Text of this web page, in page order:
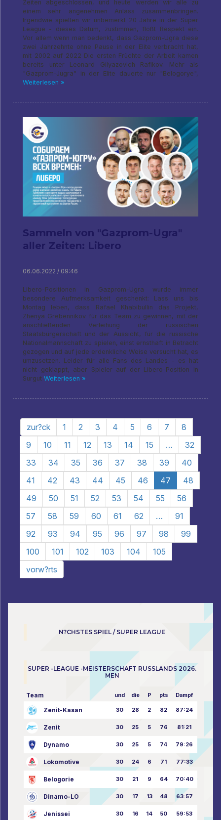
Zeiten abgeschlossen, und heute werden wir alle zu
einem sehr angenehmen Anlass zusammenbringen.
Irgendwie spielten wir unbemerkt 20 Jahre in der Super
League - dieses Datum, zustimmen, flößt Respekt ein.
Vor allem wenn man bedenkt, dass Gazprom-Ugra diese
zwei Jahrzehnte ohne Pause in der Elite verbracht hat,
mit 2002 auf 2022 Die ersten Früchte der Arbeit kamen
bereits unter Leonard Gilyazovich Rafikov. Mehr als
"Gazprom-Jugra" in der Elite dauerte nur "Belogorye",
Weiterlesen »
Sammeln von "Gazprom-Ugra"
aller Zeiten: Libero
06.06.2022 / 09:46
Libero-Positionen in Gazprom-Ugra wurde immer
besondere Aufmerksamkeit geschenkt: Lass uns bis
Montag leben, dass Rafael Khabibullin das Projekt,
Zhenya Grebennikov für das Team zu gewinnen, mit der
anschließenden Verleihung der russischen
Staatsbürgerschaft und der Aussicht, für die russische
Nationalmannschaft zu spielen, einst ernsthaft in Betracht
gezogen und auf jede erdenkliche Weise versucht hat, es
umzusetzen. Leider für alle Fans des Landes - es hat
nicht geklappt, aber Spieler auf der Libero-Position in
Surgut Weiterlesen »
zur?ck 1 2 3 4 5 6 7
8
9
10 11 12 13 14 15 …
32
33
34 35 36 37 38 39
40
41
42 43 44 45 46 47
48
49
50 51 52 53 54 55
56
57
58 59 60 61 62 …
91
92
93 94 95 96 97 98
99
100
101 102 103 104
105
vorw?rts
N?CHSTES SPIEL / SUPER LEAGUE
SUPER -LEAGUE -MEISTERSCHAFT RUSSLANDS 2026.
MEN
Team und die P pts Dampf
Zenit-Kasan 30 28 2 82 87:24
Zenit 30 25 5 76 81:21
Dynamo 30 25 5 74 79:26
Lokomotive 30 24 6 71 77:33
Belogorie 30 21 9 64 70:40
Dinamo-LO 30 17 13 48 63:57
Jenissei 30 16 14 50 59:53